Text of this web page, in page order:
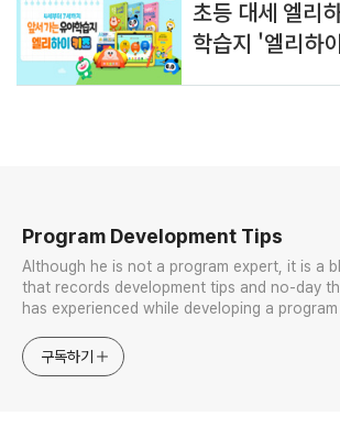
Program Development Tips
Although he is not a program expert, it is a
that records development tips and no-day
has experienced while developing a
구독하기